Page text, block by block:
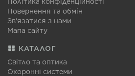
Повернення та обмін
Зв'язатися з нами
Мапа сайту
КАТАЛОГ
Світло та оптика
Охоронні системи